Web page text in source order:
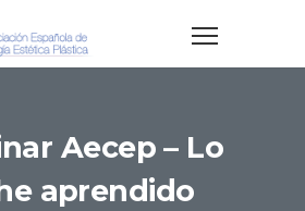
Aecep – Lo
aprendido